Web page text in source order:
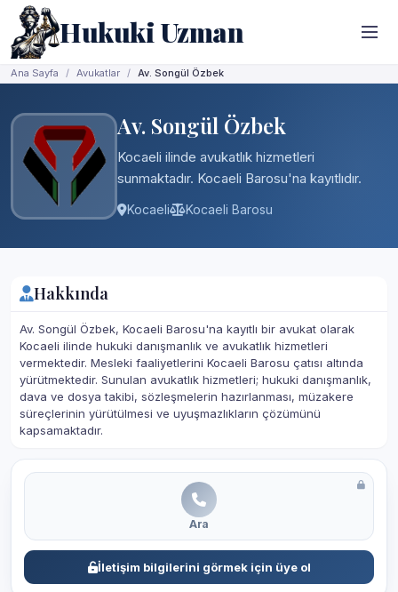
Hukuki Uzman
Ana Sayfa Avukatlar Av. Songül Özbek
Av. Songül Özbek
Kocaeli ilinde avukatlık hizmetleri
sunmaktadır. Kocaeli Barosu'na kayıtlıdır.
Kocaeli Kocaeli Barosu
Hakkında
Av. Songül Özbek, Kocaeli Barosu'na kayıtlı bir avukat olarak
Kocaeli ilinde hukuki danışmanlık ve avukatlık hizmetleri
vermektedir. Mesleki faaliyetlerini Kocaeli Barosu çatısı altında
yürütmektedir. Sunulan avukatlık hizmetleri; hukuki danışmanlık,
dava ve dosya takibi, sözleşmelerin hazırlanması, müzakere
süreçlerinin yürütülmesi ve uyuşmazlıkların çözümünü
kapsamaktadır.
Ara
İletişim bilgilerini görmek için üye ol